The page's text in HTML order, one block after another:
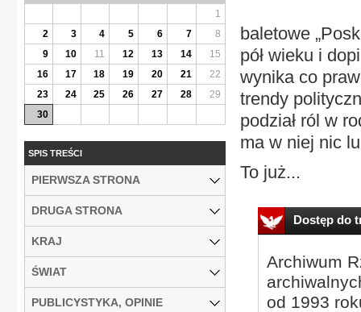
baletowe
pół wieku i
wynika co
trendy
podział ról w
ma w niej nic
To już...
Dostęp do
Archiwum
od 1993
1
2
3 4 5 6 7
8
9
10 11 12 13 14
15
16
17 18 19 20 21
22
23
24 25 26 27 28
29
30
SPIS TREŚCI
PIERWSZA STRONA
DRUGA STRONA
KRAJ
ŚWIAT
PUBLICYSTYKA, OPINIE